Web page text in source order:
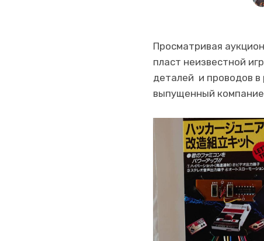
Просматривая
пласт неизвестной
деталей и проводов в
выпущенный